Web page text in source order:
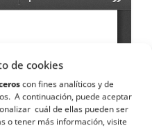
de cookies
con fines analíticos y de
A continuación, puede aceptar
cuál de ellas pueden ser
o tener más información, visite